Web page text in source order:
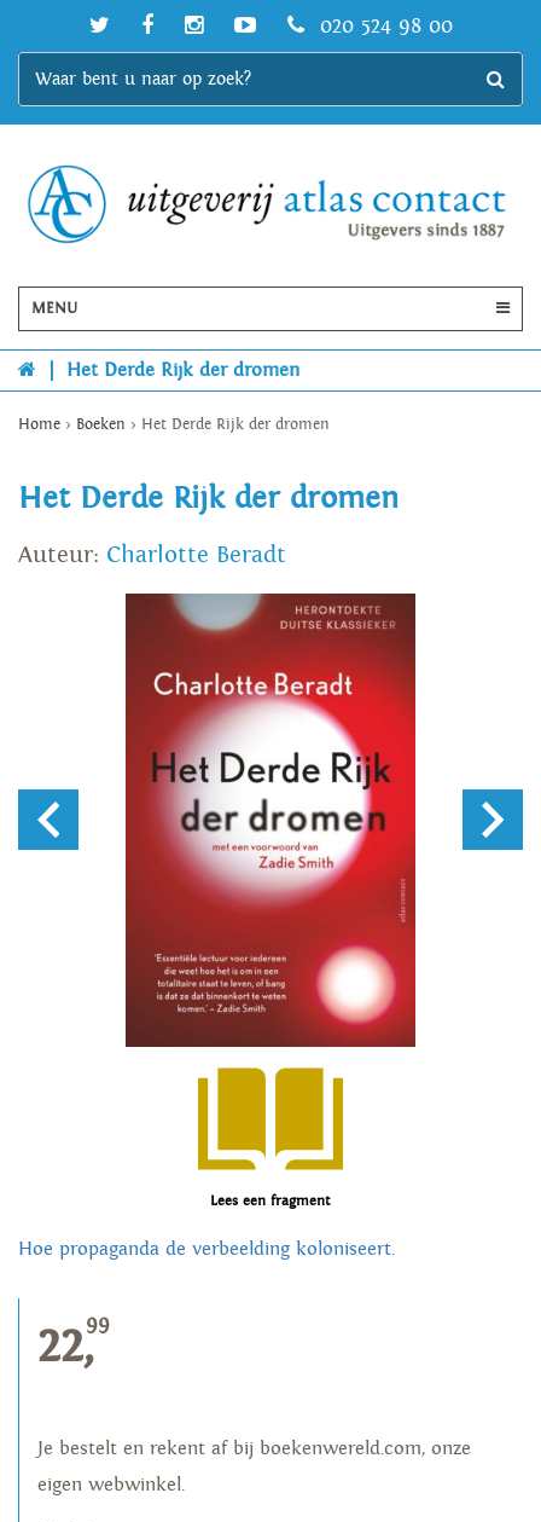
020 524 98 00
MENU
Het Derde Rijk der dromen
Home > Boeken > Het Derde Rijk der dromen
Het Derde Rijk der dromen
Auteur: Charlotte Beradt
Lees een fragment
Hoe propaganda de verbeelding koloniseert.
22,99
Je bestelt en rekent af bij boekenwereld.com, onze
eigen webwinkel.